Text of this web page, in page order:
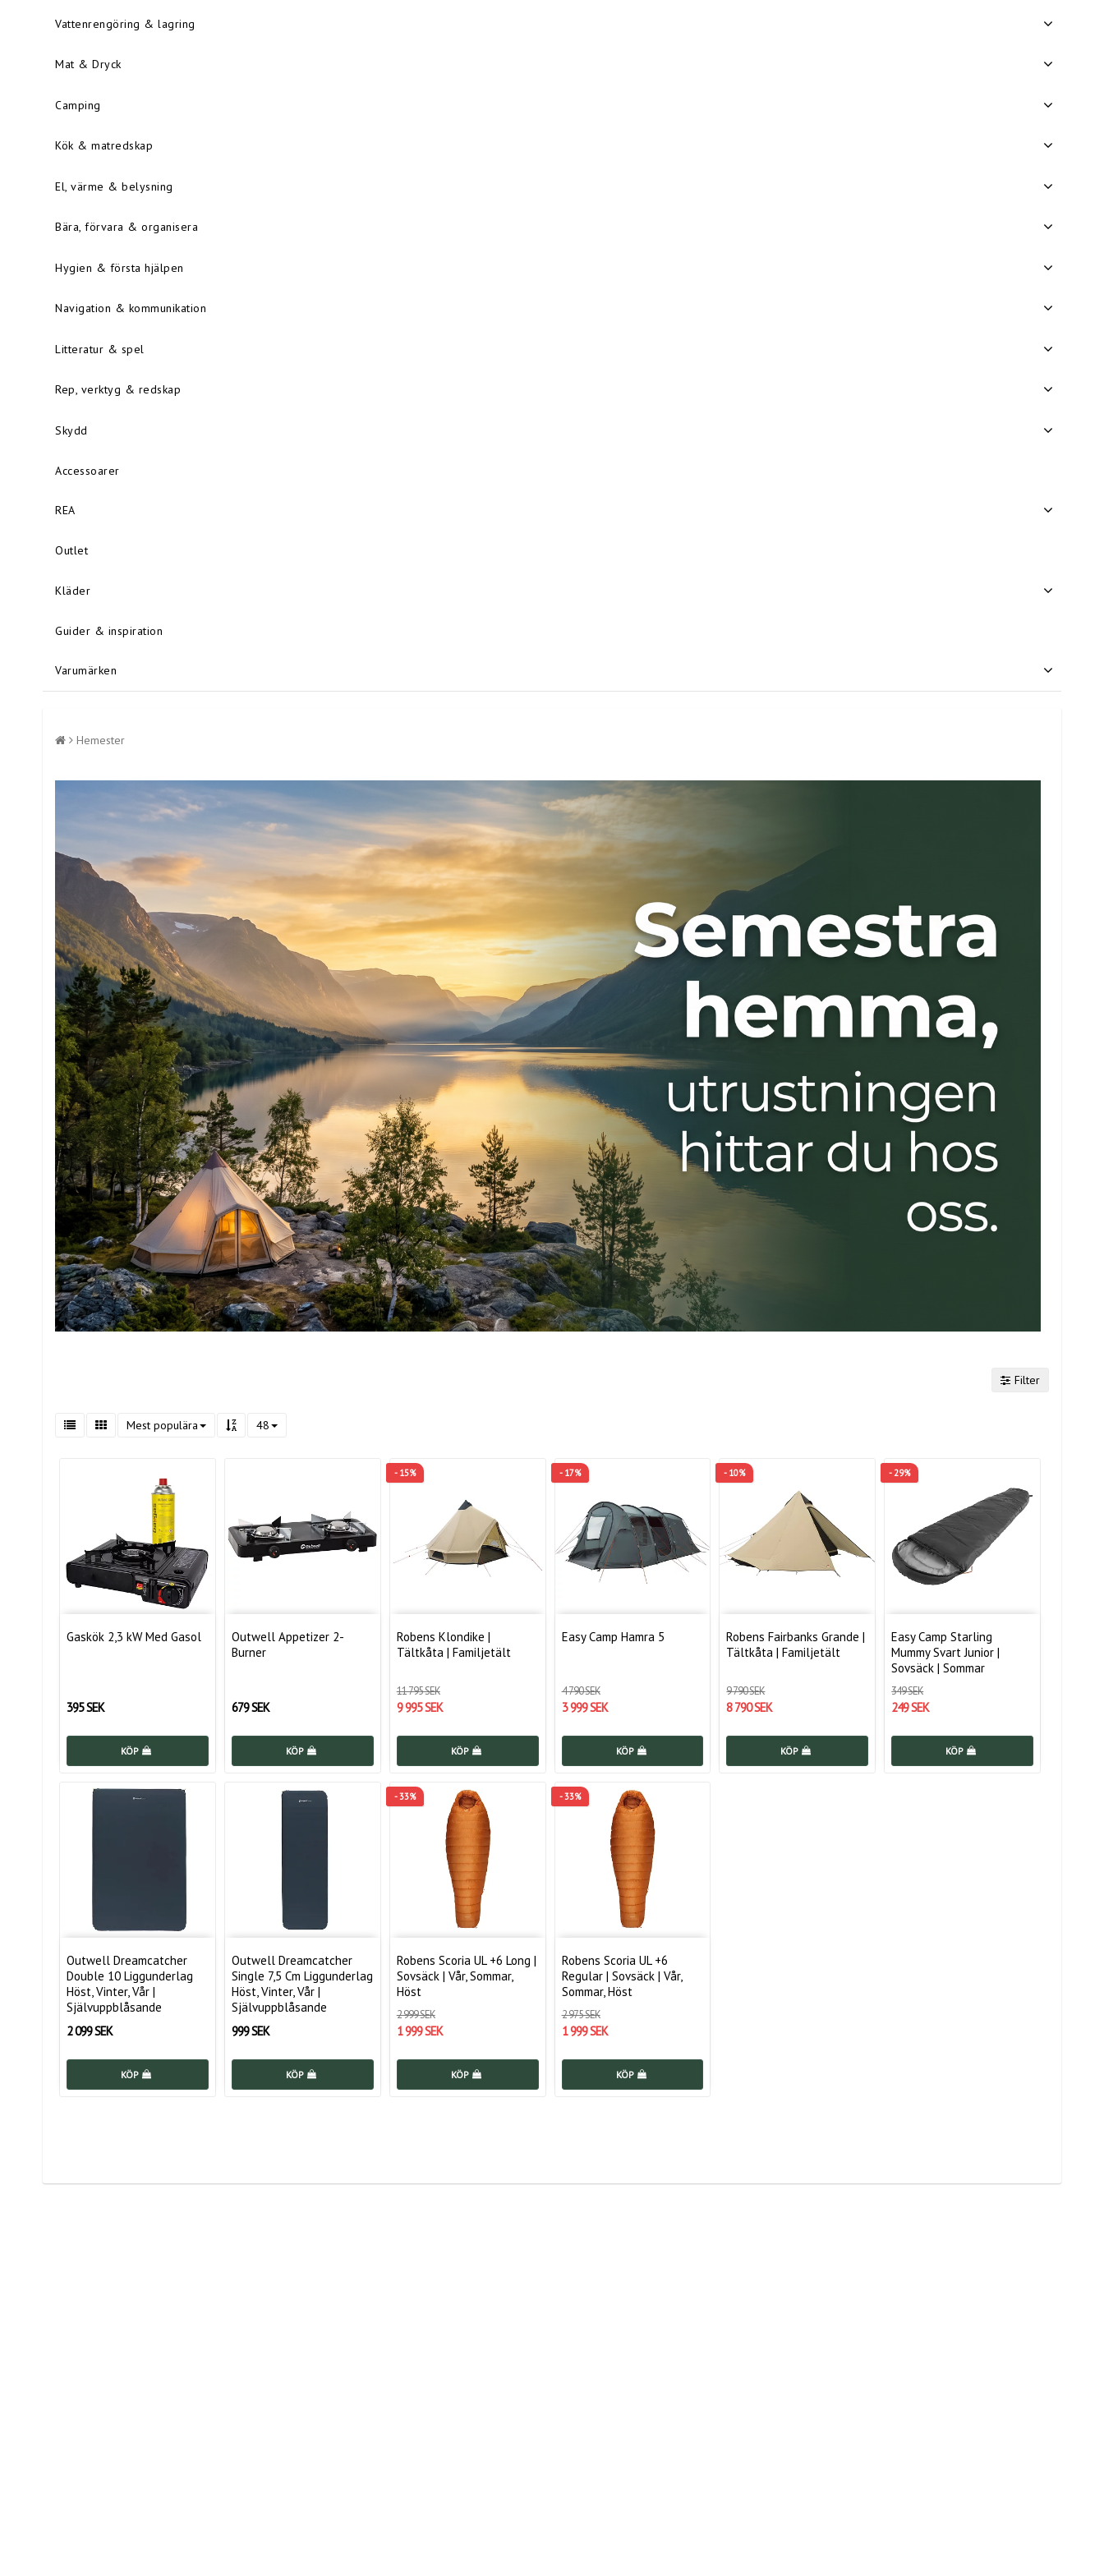
Vattenrengöring & lagring
Mat & Dryck
Camping
Kök & matredskap
El, värme & belysning
Bära, förvara & organisera
Hygien & första hjälpen
Navigation & kommunikation
Litteratur & spel
Rep, verktyg & redskap
Skydd
Accessoarer
REA
Outlet
Kläder
Guider & inspiration
Varumärken
Hemester
Filter
Mest populära 48
Gaskök 2,3 kW Med Gasol
395 SEK
KÖP
Outwell Appetizer 2-
Burner
679 SEK
KÖP
- 15%
Robens Klondike |
Tältkåta | Familjetält
11 795 SEK
9 995 SEK
KÖP
- 17%
Easy Camp Hamra 5
4 790 SEK
3 999 SEK
KÖP
- 10%
Robens Fairbanks Grande |
Tältkåta | Familjetält
9 790 SEK
8 790 SEK
KÖP
- 29%
Easy Camp Starling
Mummy Svart Junior |
Sovsäck | Sommar
349 SEK
249 SEK
KÖP
Outwell Dreamcatcher
Double 10 Liggunderlag
Höst, Vinter, Vår |
Självuppblåsande
2 099 SEK
KÖP
Outwell Dreamcatcher
Single 7,5 Cm Liggunderlag
Höst, Vinter, Vår |
Självuppblåsande
999 SEK
KÖP
- 33%
Robens Scoria UL +6 Long |
Sovsäck | Vår, Sommar,
Höst
2 999 SEK
1 999 SEK
KÖP
- 33%
Robens Scoria UL +6
Regular | Sovsäck | Vår,
Sommar, Höst
2 975 SEK
1 999 SEK
KÖP